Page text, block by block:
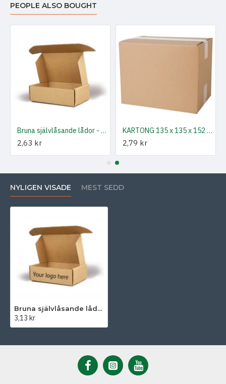
PEOPLE ALSO BOUGHT
Bruna självlåsande lådor - 177 x 108 x 37 mm
2,63 kr
KARTONG 135 x 135 x 152 mm
2,79 kr
NYLIGEN VISADE MEST SEDD
Bruna självlåsande lådor 225 x 145 x 42 mm
3,13 kr